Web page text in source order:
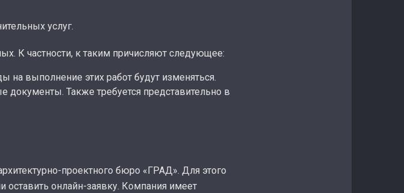
услуг.
К частности, к таким причисляют следующее:
на выполнение этих работ будут изменяться.
документы. Также требуется представительно в
проектного бюро «ГРАД». Для этого
оставить онлайн-заявку. Компания имеет